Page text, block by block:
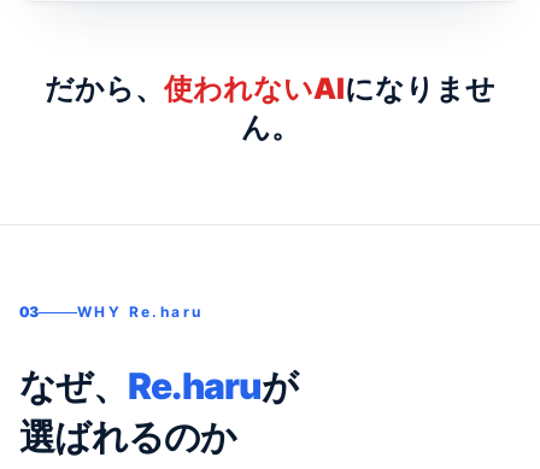
だから、使われないAIになりませ
ん。
03 WHY Re.haru
なぜ、 Re.haruが
選ばれるのか